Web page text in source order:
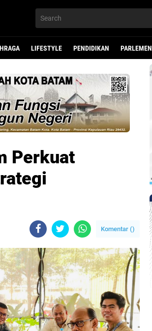
LIFESTYLE PENDIDIKAN PARLEMEN
Perkuat
Komentar ()